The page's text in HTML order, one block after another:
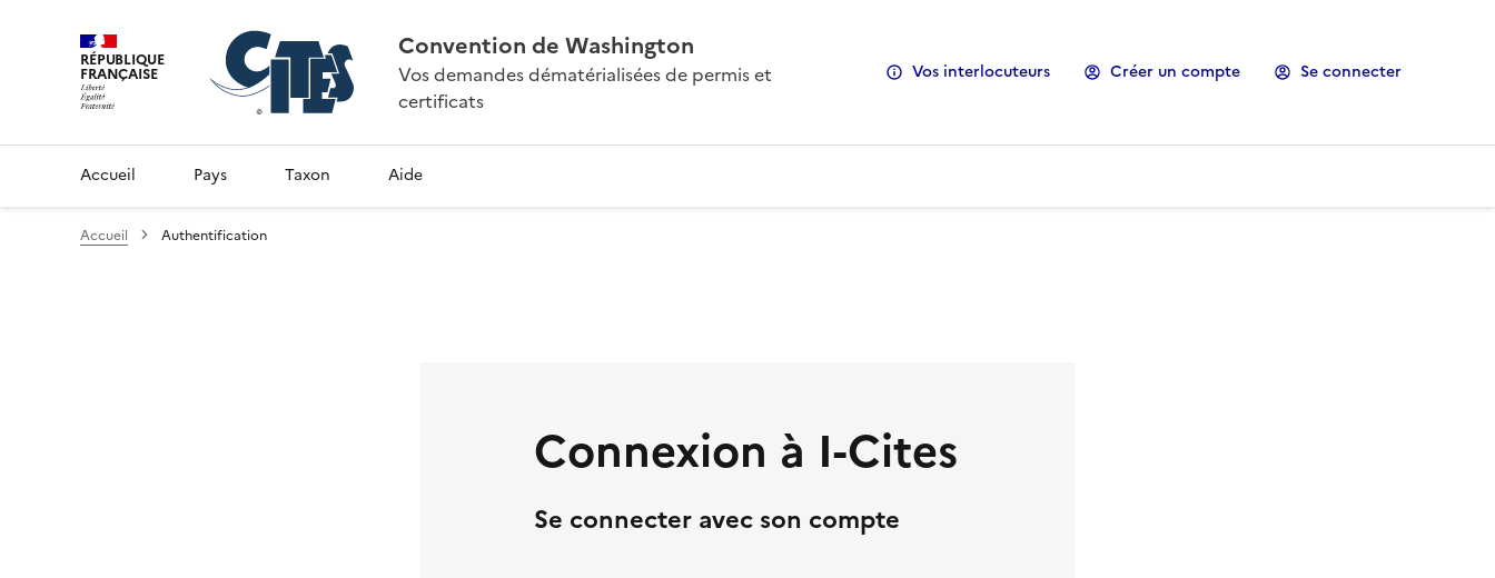
RÉPUBLIQUE
FRANÇAISE
Convention de Washington
Vos demandes dématérialisées de permis et
certificats
Vos interlocuteurs Créer un compte Se connecter
Accueil Pays Taxon Aide
Accueil Authentification
Connexion à I-Cites
Se connecter avec son compte